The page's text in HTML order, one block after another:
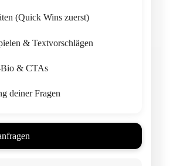
(Quick Wins zuerst)
& Textvorschlägen
& CTAs
deiner Fragen